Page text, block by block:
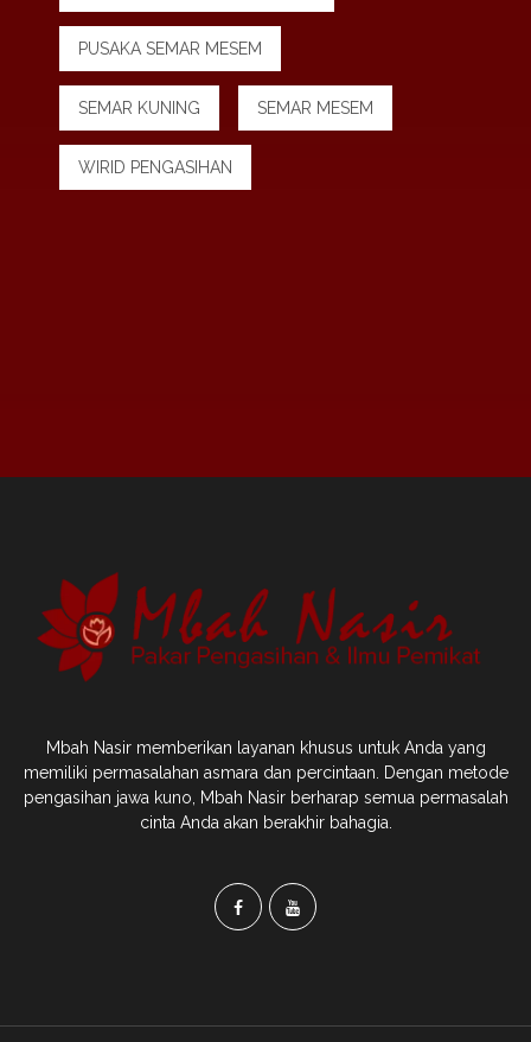
PUSAKA SEMAR MESEM
SEMAR KUNING SEMAR MESEM
WIRID PENGASIHAN
Mbah Nasir memberikan layanan khusus untuk Anda yang
memiliki permasalahan asmara dan percintaan. Dengan metode
pengasihan jawa kuno, Mbah Nasir berharap semua permasalah
cinta Anda akan berakhir bahagia.